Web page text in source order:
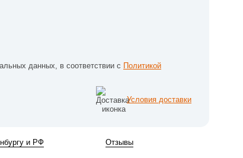
данных, в соответствии с Политикой
Условия доставки
и РФ Отзывы